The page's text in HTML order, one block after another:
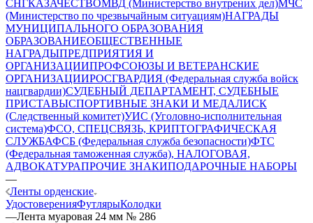
СНГКАЗАЧЕСТВОМВД (Министерство внутрених дел)МЧС
(Министерство по чрезвычайным ситуациям)НАГРАДЫ
МУНИЦИПАЛЬНОГО ОБРАЗОВАНИЯ
ОБРАЗОВАНИЕОБЩЕСТВЕННЫЕ
НАГРАДЫПРЕДПРИЯТИЯ И
ОРГАНИЗАЦИИПРОФСОЮЗЫ И ВЕТЕРАНСКИЕ
ОРГАНИЗАЦИИРОСГВАРДИЯ (Федеральная служба войск
нацгвардии)СУДЕБНЫЙ ДЕПАРТАМЕНТ, СУДЕБНЫЕ
ПРИСТАВЫСПОРТИВНЫЕ ЗНАКИ И МЕДАЛИСК
(Следственный комитет)УИС (Уголовно-исполнительная
система)ФСО, СПЕЦСВЯЗЬ, КРИПТОГРАФИЧЕСКАЯ
СЛУЖБАФСБ (Федеральная служба безопасности)ФТС
(Федеральная таможенная служба), НАЛОГОВАЯ,
АДВОКАТУРАПРОЧИЕ ЗНАКИПОДАРОЧНЫЕ НАБОРЫ
—
Ленты орденские
УдостоверенияФутлярыКолодки
—Лента муаровая 24 мм № 286